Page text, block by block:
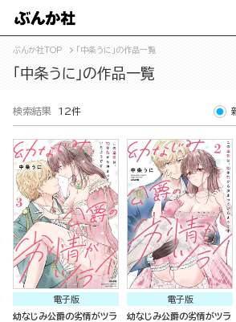
ぶんか社TOP 「中条うに」の作品一覧
「中条うに」の作品一覧
検索結果 12件
電子版
幼なじみ公爵の劣情がツラ
電子版
幼なじみ公爵の劣情がツラ